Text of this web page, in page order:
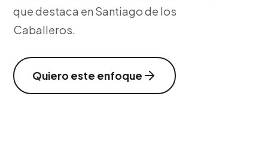
que destaca en Santiago de los
Caballeros.
Quiero este enfoque